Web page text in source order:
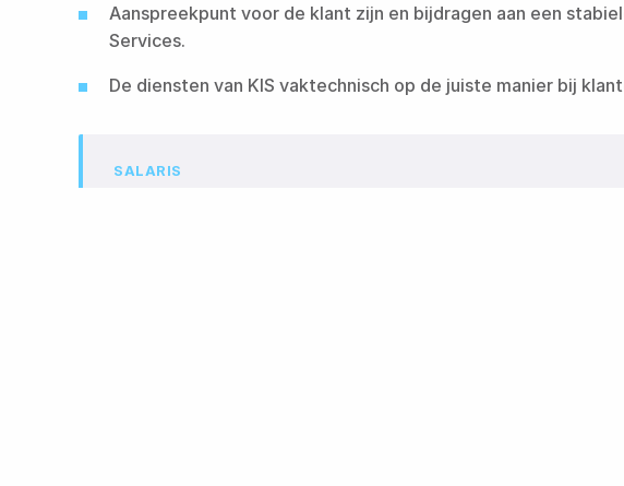
Aanspreekpunt voor de klant zijn en bijdragen aan een
Services.​​​​‌ ‍ ​‍​‍‌‍ ‌ ​‍‌‍‍‌‌‍‌ ‌‍‍‌‌‍ ‍​‍​‍​ ‍‍​‍​‍‌ ​ ‌‍​‌‌‍ ‍‌‍‍‌‌ ‌​‌ ‍‌​‍ ‍‌‍‍‌‌‍ ​‍​‍​‍ ​​‍​‍‌‍‍​‌ ​‍‌‍‌‌‌‍‌‍​‍​‍​ ‍‍​‍​‍​‍ ‌ ​ ‌ ‌​‌ ‌‌‌‍‌​‌‍‍‌‌‍ ​‍ ‌‍‍‌‌‍ ‍‌ ‌​‌‍‌‌‌‍ ‍‌ ‌​​‍ ‌‍‌‌‌‍‌​‌‍‍‌‌ ‌​​‍ ‌‍ ‌‌‍ ‌‍‌​‌‍‌‌​ ‌‌ ​​‌ ​‍‌‍‌‌‌ ​ ‌‍‌‌‌‍ ‍‌ ‌​‌‍​‌‌ ‌​‌‍‍‌‌‍ ‌‍ ‍​ ‍ ‌‍‍‌‌‍‌​​ ‌‌ ‌‍‌‍​‌‌‍​ ‌‍​‌‌ ‌​‌ ‌‌‌ ​‍‌‍‌‌​‍ ‍‌‍‌​​ ​‍​ ​​​ ‍​​ ​‌​ ‍‌​ ​‍​ ​ ​ ‌‍‌‍‌​​ ​‍​ ‌‌​ ‌​‌‍​‍​ ​​​ ​ ​ ‍ ‌ ‌​‌ ‍‌‌ ​​‌‍‌‌​ ‌‌ ‌‍‌‍​‌‌‍​ ‌‍​‌‌ ‌​‌ ‌‌‌ ​‍‌‍‌‌​ ‍ ‌ ​​‌‍​‌‌ ‌​‌‍‍​​ ‌‌ ​‍‌‍‌‌‌ ​ ‌ ​​‌‍ ‌‍ ‍‌ ​ ‌‍‍‌‌‍​‍‌‍‍‌‌‍ ​‌‍‍‌‌ ‌​‌‍‍‌‌‍‌‌‌ ​ ​‍‌‌​ ‌‌‌​​‍​ ​ ​‍‌‌​ ‌‌‌​‌​​ ‌‍​‍‌‍​‌‌ ​ ‌‍‌‌‌‌‌‌‌ ​‍‌‍ ​​ ‌​‍‌‌​ ​‍‌​‌‍‌ ​ ‌ ‌​‌ ‌‌‌‍‌​‌‍‍‌‌‍ ​‍‌‍‌‍‍‌‌‍‌​​ ‌‌ ‌‍‌‍​‌‌‍​ ‌‍​‌‌ ‌​‌ ‌‌‌ ​‍‌‍‌‌​‍ ‍‌‍‌​​ ​‍​ ​​​ ‍​​ ​‌​ ‍‌​ ​‍​ ​ ​ ‌‍‌‍‌​​ ​‍​ ‌‌​ ‌​‌‍​‍​ ​​​ ​ ​‍‌‍‌ ‌​‌ ‍‌‌ ​​‌‍‌‌​ ‌‌ ‌‍‌‍​‌‌‍​ ‌‍​‌‌ ‌​‌ ‌‌‌ ​‍‌‍‌‌​‍‌‍‌ ​​‌‍​‌‌ ‌​‌‍‍​​ ‌‌ ​‍‌‍‌‌‌ ​ ‌ ​​‌‍ ‌‍ ‍‌ ​ ‌‍‍‌‌‍​‍‌‍‍‌‌‍ ​‌‍‍‌‌ ‌​‌‍‍‌‌‍‌‌‌ ​ ​‍‌‌​ ‌‌‌​​‍​ ​ ​‍‌‌​ ‌‌‌​‌​​‍‌‍‌ ​​‌‍‌‌‌ ​‍‌ ​ ‌ ​​‌‍‌‌‌‍​ ‌ ‌​‌‍‍‌‌ ‌‍‌‍‌‌​ ‌‌ ​​‌ ‌‌‌‍​‍‌‍ ​‌‍‍‌‌ ​ ‌‍‍​‌‍‌‌‌‍‌​​‍​‍‌ ‌
De diensten van KIS vaktechnisch op de juiste manier bij klanten aanbieden.​​​​‌
SALARIS